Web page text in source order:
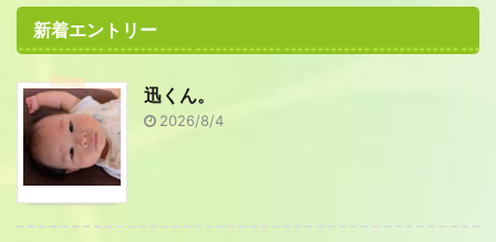
新着エントリー
迅くん。
2026/8/4